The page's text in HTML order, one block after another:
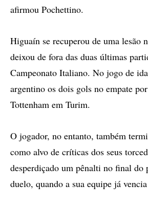
afirmou Pochettino.
Higuaín se recuperou de uma lesão
deixou de fora das duas últimas
Campeonato Italiano. No jogo de
argentino os dois gols no empate
Tottenham em Turim.
O jogador, no entanto, também
como alvo de críticas dos seus
desperdiçado um pênalti no final
duelo, quando a sua equipe já